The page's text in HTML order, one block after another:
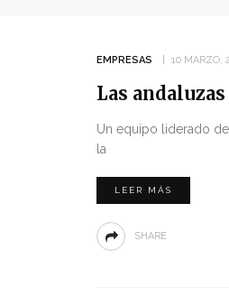
EMPRESAS 10 MARZO,
Las
Un equipo liderado
la
LEER MÁS
SHARE